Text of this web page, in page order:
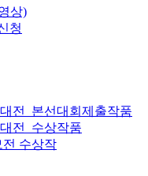
상)
청
전_본선대회제출작품
전_수상작품
전 수상작